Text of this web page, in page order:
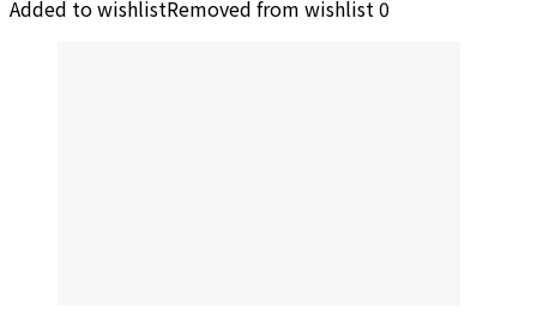
Added to wishlistRemoved from wishlist0